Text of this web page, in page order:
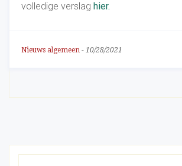
volledige verslag hier.
Nieuws algemeen - 10/28/2021